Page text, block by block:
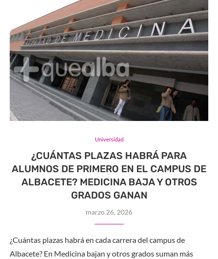
Universidad
¿CUÁNTAS PLAZAS HABRÁ PARA
ALUMNOS DE PRIMERO EN EL CAMPUS DE
ALBACETE? MEDICINA BAJA Y OTROS
GRADOS GANAN
marzo 26, 2026
¿Cuántas plazas habrá en cada carrera del campus de
Albacete? En Medicina bajan y otros grados suman más